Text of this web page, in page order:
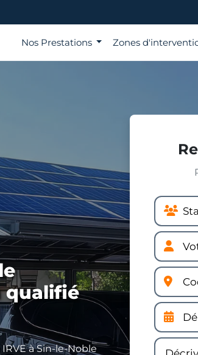
Nos Prestations Zones
qualifié
à Sin-le-Noble